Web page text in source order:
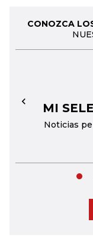
CONOZCA
MI
Noticias
←